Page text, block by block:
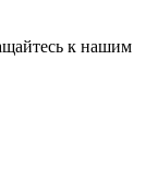
к нашим